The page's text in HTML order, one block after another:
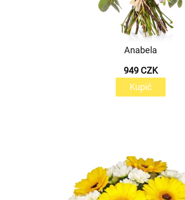
Anabela
949 CZK
Kupić